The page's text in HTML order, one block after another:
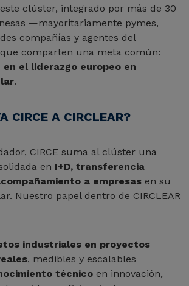
clúster, integrado por más de 30
—mayoritariamente pymes,
compañías y agentes del
comparten una meta común:
el liderazgo europeo en
.
CIRCE A CIRCLEAR?
CIRCE suma al clúster una
en I+D, transferencia
a empresas en su
Nuestro papel dentro de CIRCLEAR
industriales en proyectos
, medibles y escalables
técnico en innovación,